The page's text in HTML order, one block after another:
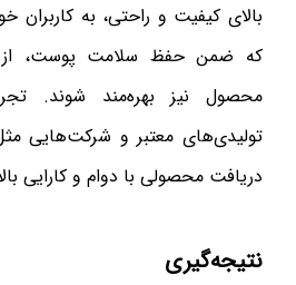
بالای کیفیت و راحتی، به کاربران
که ضمن حفظ سلامت پوست، از
محصول نیز بهره‌مند شوند.
تولیدی‌های معتبر و شرکت‌هایی
دریافت محصولی با دوام و کارایی
نتیجه‌گیری